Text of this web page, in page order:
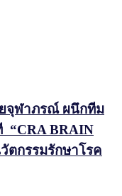
จุฬาภรณ์ ผนึกทีม
“CRA BRAIN
ตกรรมรักษาโรค